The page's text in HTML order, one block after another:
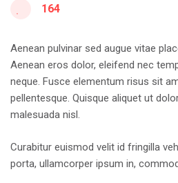
164
Aenean pulvinar sed augue vitae
Aenean eros dolor, eleifend nec
neque. Fusce elementum risus sit
pellentesque. Quisque aliquet ut
malesuada nisl.
Curabitur euismod velit id fringilla
porta, ullamcorper ipsum in,